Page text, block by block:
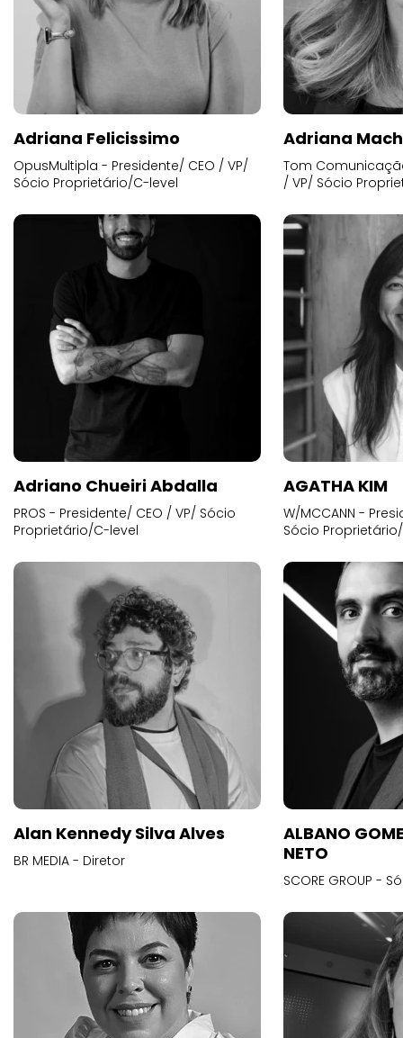
Adriana Felicissimo
OpusMultipla - Presidente/ CEO / VP/
Sócio Proprietário/C-level
Adriana
Tom
/ VP/ Sócio
Adriano Chueiri Abdalla
PROS - Presidente/ CEO / VP/ Sócio
Proprietário/C-level
AGATHA KIM
W/MCCANN -
Sócio
Alan Kennedy Silva Alves
BR MEDIA - Diretor
ALBANO
NETO
SCORE GROUP -